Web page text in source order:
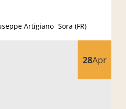
Artigiano- Sora (FR)
28Apr